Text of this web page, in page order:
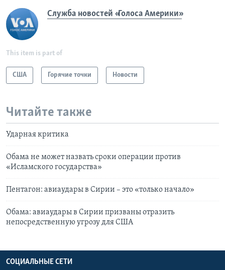
Служба новостей «Голоса Америки»
This item is part of
США Горячие точки Новости
Читайте также
Ударная критика
Обама не может назвать сроки операции против
«Исламского государства»
Пентагон: авиаудары в Сирии – это «только начало»
Обама: авиаудары в Сирии призваны отразить
непосредственную угрозу для США
СОЦИАЛЬНЫЕ СЕТИ